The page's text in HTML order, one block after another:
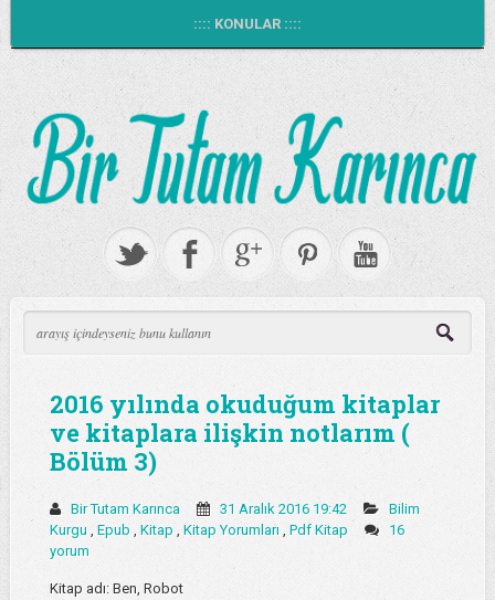
:::: KONULAR ::::
2016 yılında okuduğum kitaplar
ve kitaplara ilişkin notlarım (
Bölüm 3)
Bir Tutam Karınca 31 Aralık 2016 19:42
Bilim
Kurgu
Epub Kitap Kitap Yorumları Pdf Kitap
16
yorum
Kitap adı: Ben, Robot